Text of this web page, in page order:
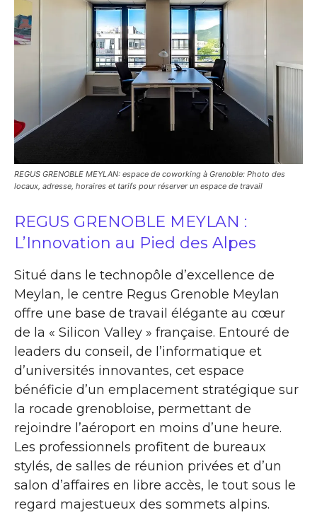
REGUS GRENOBLE MEYLAN: espace de coworking à Grenoble: Photo des
locaux, adresse, horaires et tarifs pour réserver un espace de travail
REGUS GRENOBLE MEYLAN :
L’Innovation au Pied des Alpes
Situé dans le technopôle d’excellence de
Meylan, le centre Regus Grenoble Meylan
offre une base de travail élégante au cœur
de la « Silicon Valley » française. Entouré de
leaders du conseil, de l’informatique et
d’universités innovantes, cet espace
bénéficie d’un emplacement stratégique sur
la rocade grenobloise, permettant de
rejoindre l’aéroport en moins d’une heure.
Les professionnels profitent de bureaux
stylés, de salles de réunion privées et d’un
salon d’affaires en libre accès, le tout sous le
regard majestueux des sommets alpins.